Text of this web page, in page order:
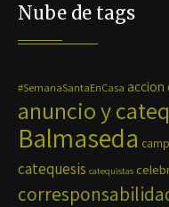
Nube de tags
#SemanaSantaEnCasa accion
anuncio y
Balmaseda
catequesis catequistas